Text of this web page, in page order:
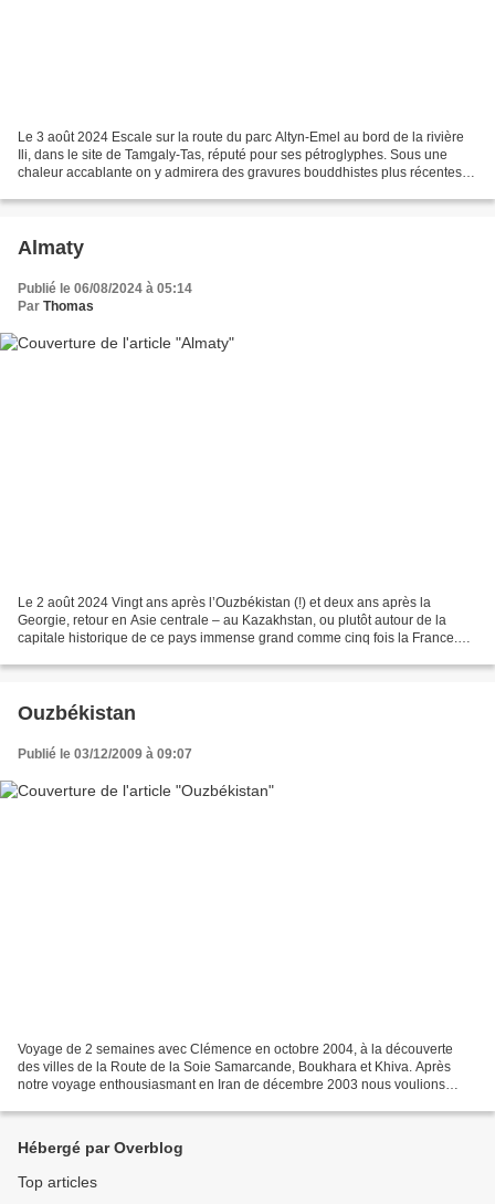
Le 3 août 2024 Escale sur la route du parc Altyn-Emel au bord de la rivière
Ili, dans le site de Tamgaly-Tas, réputé pour ses pétroglyphes. Sous une
chaleur accablante on y admirera des gravures bouddhistes plus récentes et
Almaty
Publié le 06/08/2024 à 05:14
Par Thomas
Le 2 août 2024 Vingt ans après l’Ouzbékistan (!) et deux ans après la
Georgie, retour en Asie centrale – au Kazakhstan, ou plutôt autour de la
capitale historique de ce pays immense grand comme cinq fois la France.
Ouzbékistan
Publié le 03/12/2009 à 09:07
Voyage de 2 semaines avec Clémence en octobre 2004, à la découverte
des villes de la Route de la Soie Samarcande, Boukhara et Khiva. Après
notre voyage enthousiasmant en Iran de décembre 2003 nous voulions
Hébergé par Overblog
Top articles